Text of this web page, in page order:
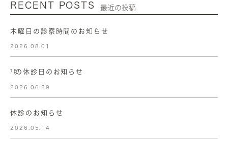
RECENT POSTS 最近の投稿
木曜日の診察時間のお知らせ
2026.08.01
㋆の休診日のお知らせ
2026.06.29
休診のお知らせ
2026.05.14